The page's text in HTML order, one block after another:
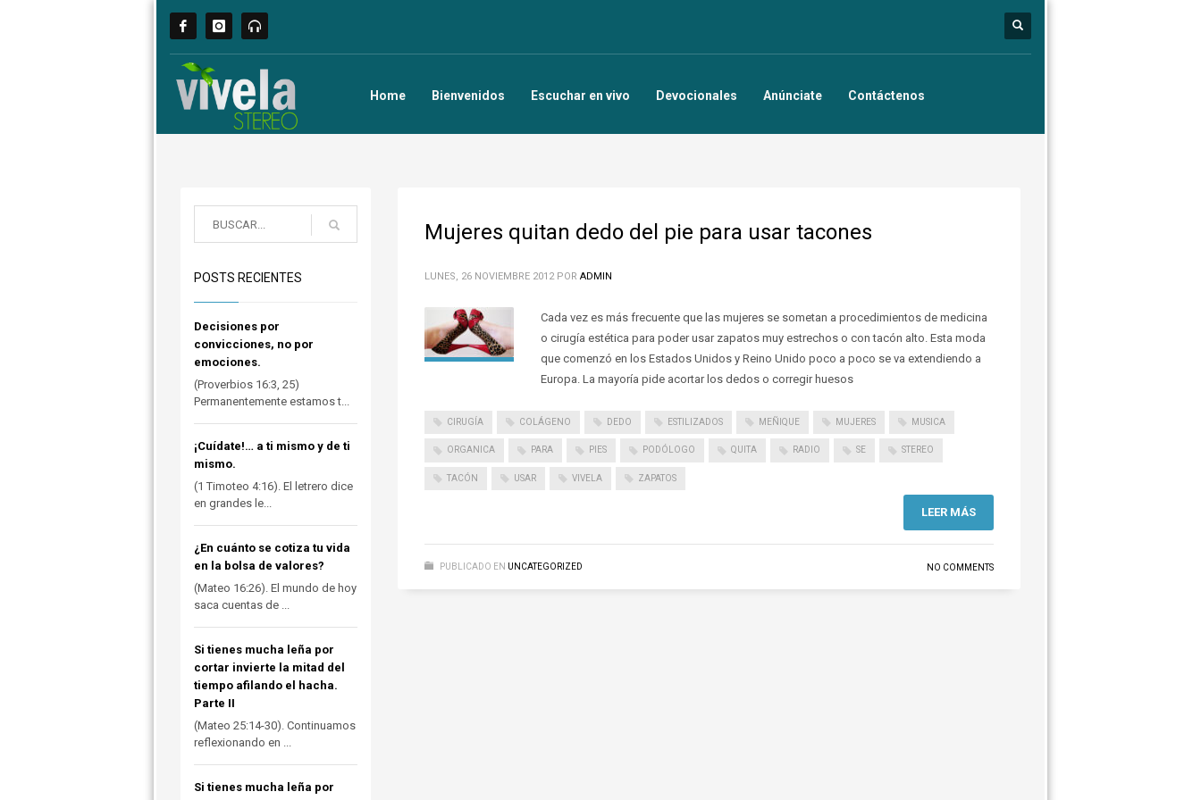
Home Bienvenidos Escuchar en vivo Devocionales Anúnciate Contáctenos
Mujeres quitan dedo del pie para usar tacones
LUNES, 26 NOVIEMBRE 2012 POR ADMIN
Cada vez es más frecuente que las mujeres se sometan a procedimientos de medicina
o cirugía estética para poder usar zapatos muy estrechos o con tacón alto. Esta moda
que comenzó en los Estados Unidos y Reino Unido poco a poco se va extendiendo a
Europa. La mayoría pide acortar los dedos o corregir huesos
CIRUGÍA COLÁGENO DEDO ESTILIZADOS MEÑIQUE MUJERES MUSICA
ORGANICA PARA PIES PODÓLOGO QUITA RADIO SE STEREO
TACÓN USAR VIVELA ZAPATOS
LEER MÁS
PUBLICADO EN UNCATEGORIZED NO COMMENTS
POSTS RECIENTES
Decisiones por
convicciones, no por
emociones.
(Proverbios 16:3, 25)
Permanentemente estamos t...
¡Cuídate!… a ti mismo y de ti
mismo.
(1 Timoteo 4:16). El letrero dice
en grandes le...
¿En cuánto se cotiza tu vida
en la bolsa de valores?
(Mateo 16:26). El mundo de hoy
saca cuentas de ...
Si tienes mucha leña por
cortar invierte la mitad del
tiempo afilando el hacha.
Parte II
(Mateo 25:14-30). Continuamos
reflexionando en ...
Si tienes mucha leña por